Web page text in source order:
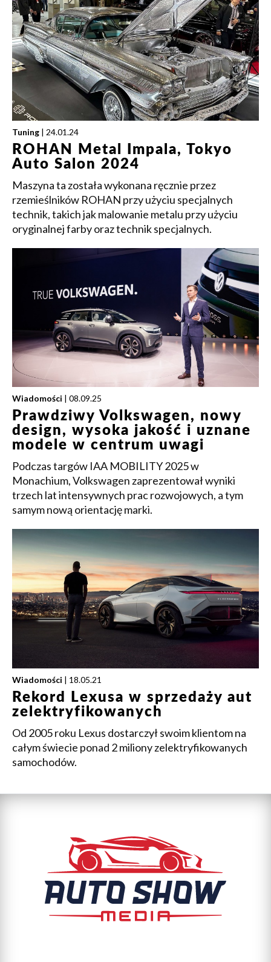
Tuning | 24.01.24
ROHAN Metal Impala, Tokyo
Auto Salon 2024
Maszyna ta została wykonana ręcznie przez
rzemieślników ROHAN przy użyciu specjalnych
technik, takich jak malowanie metalu przy użyciu
oryginalnej farby oraz technik specjalnych.
Wiadomości | 08.09.25
Prawdziwy Volkswagen, nowy
design, wysoka jakość i uznane
modele w centrum uwagi
Podczas targów IAA MOBILITY 2025 w
Monachium, Volkswagen zaprezentował wyniki
trzech lat intensywnych prac rozwojowych, a tym
samym nową orientację marki.
Wiadomości | 18.05.21
Rekord Lexusa w sprzedaży aut
zelektryfikowanych
Od 2005 roku Lexus dostarczył swoim klientom na
całym świecie ponad 2 miliony zelektryfikowanych
samochodów.